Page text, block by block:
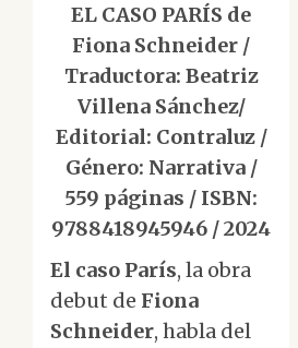
EL CASO PARÍS de
Fiona Schneider /
Traductora: Beatriz
Villena Sánchez/
Editorial: Contraluz /
Género: Narrativa /
559 páginas / ISBN:
9788418945946 / 2024
El caso París, la obra
debut de Fiona
Schneider, habla del